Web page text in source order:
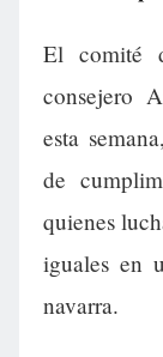
El comité
consejero
esta
de
quienes
iguales en
navarra.